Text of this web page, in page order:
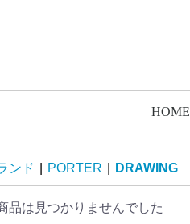
HOME
ンド PORTER DRAWING
品は見つかりませんでした